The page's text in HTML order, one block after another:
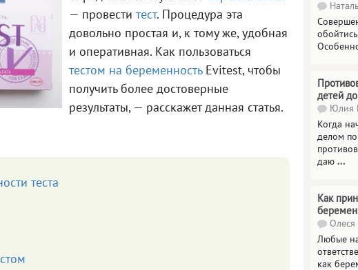
— провести тест. Процедура эта
довольно простая и, к тому же, удобная
и оперативная. Как пользоваться
тестом на беременностьEvitest, чтобы
получить более достоверные
результаты, — расскажет данная статья.
теста
детей
Юлия
Когда
делом
даю ...
Как
Олеся
Любые
как